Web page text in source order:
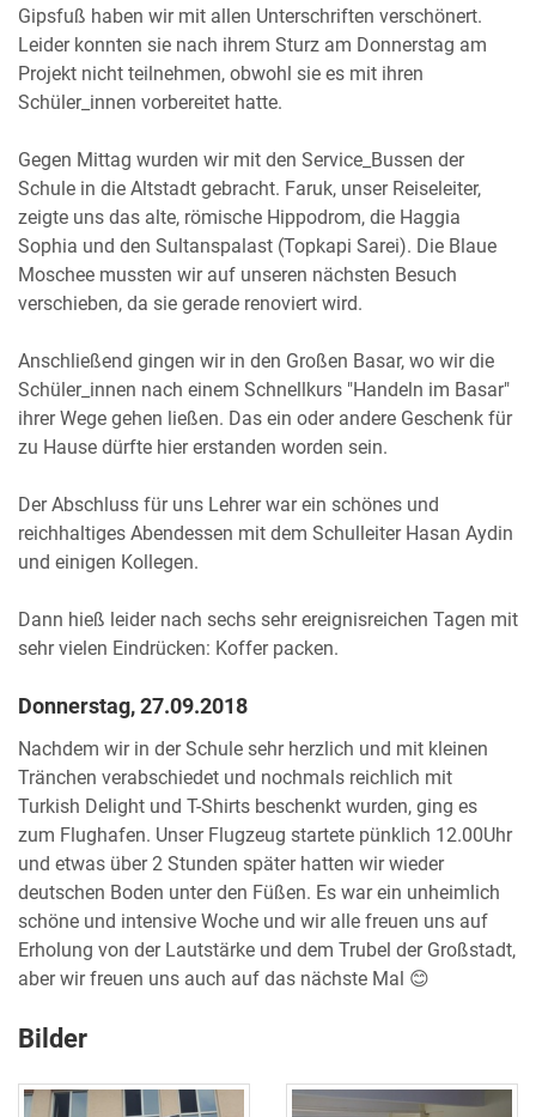
Gipsfuß haben wir mit allen Unterschriften verschönert.
Leider konnten sie nach ihrem Sturz am Donnerstag am
Projekt nicht teilnehmen, obwohl sie es mit ihren
Schüler_innen vorbereitet hatte.
Gegen Mittag wurden wir mit den Service_Bussen der
Schule in die Altstadt gebracht. Faruk, unser Reiseleiter,
zeigte uns das alte, römische Hippodrom, die Haggia
Sophia und den Sultanspalast (Topkapi Sarei). Die Blaue
Moschee mussten wir auf unseren nächsten Besuch
verschieben, da sie gerade renoviert wird.
Anschließend gingen wir in den Großen Basar, wo wir die
Schüler_innen nach einem Schnellkurs "Handeln im Basar"
ihrer Wege gehen ließen. Das ein oder andere Geschenk für
zu Hause dürfte hier erstanden worden sein.
Der Abschluss für uns Lehrer war ein schönes und
reichhaltiges Abendessen mit dem Schulleiter Hasan Aydin
und einigen Kollegen.
Dann hieß leider nach sechs sehr ereignisreichen Tagen mit
sehr vielen Eindrücken: Koffer packen.
Donnerstag, 27.09.2018
Nachdem wir in der Schule sehr herzlich und mit kleinen
Tränchen verabschiedet und nochmals reichlich mit
Turkish Delight und T-Shirts beschenkt wurden, ging es
zum Flughafen. Unser Flugzeug startete pünklich 12.00Uhr
und etwas über 2 Stunden später hatten wir wieder
deutschen Boden unter den Füßen. Es war ein unheimlich
schöne und intensive Woche und wir alle freuen uns auf
Erholung von der Lautstärke und dem Trubel der Großstadt,
aber wir freuen uns auch auf das nächste Mal 😊
Bilder